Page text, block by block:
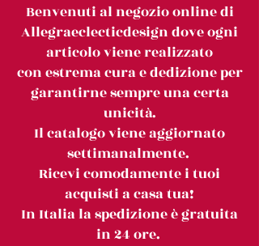
Benvenuti al negozio online di
Allegraeclecticdesign dove ogni
articolo viene realizzato
con estrema cura e dedizione per
garantirne sempre una certa
unicità.
Il catalogo viene aggiornato
settimanalmente.
Ricevi comodamente i tuoi
acquisti a casa tua!
In Italia la spedizione è gratuita
in 24 ore.